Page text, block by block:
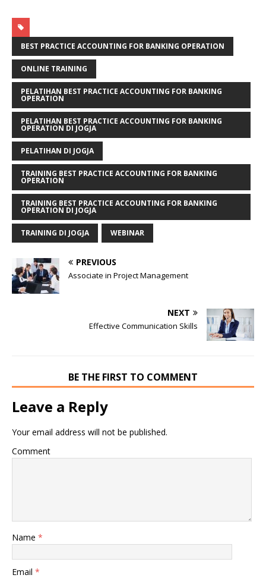
BEST PRACTICE ACCOUNTING FOR BANKING OPERATION
ONLINE TRAINING
PELATIHAN BEST PRACTICE ACCOUNTING FOR BANKING
OPERATION
PELATIHAN BEST PRACTICE ACCOUNTING FOR BANKING
OPERATION DI JOGJA
PELATIHAN DI JOGJA
TRAINING BEST PRACTICE ACCOUNTING FOR BANKING
OPERATION
TRAINING BEST PRACTICE ACCOUNTING FOR BANKING
OPERATION DI JOGJA
TRAINING DI JOGJA WEBINAR
PREVIOUS
Associate in Project Management
NEXT
Effective Communication Skills
BE THE FIRST TO COMMENT
Leave a Reply
Your email address will not be published.
Comment
Name *
Email *